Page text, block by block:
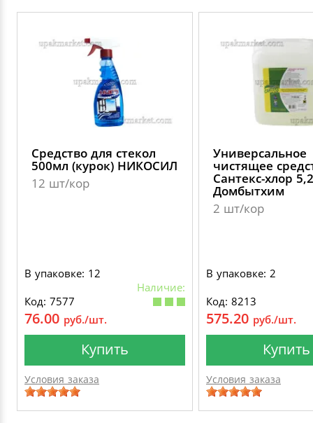
Средство для стекол
500мл (курок) НИКОСИЛ
12 шт/кор
В упаковке: 12
Наличие:
Код: 7577
76.00 руб./шт.
Купить
Условия заказа
Универсальное
чистящее
Сантекс-хлор
Домбытхим
2 шт/кор
В упаковке: 2
Код: 8213
575.20 руб./шт.
Купить
Условия заказа